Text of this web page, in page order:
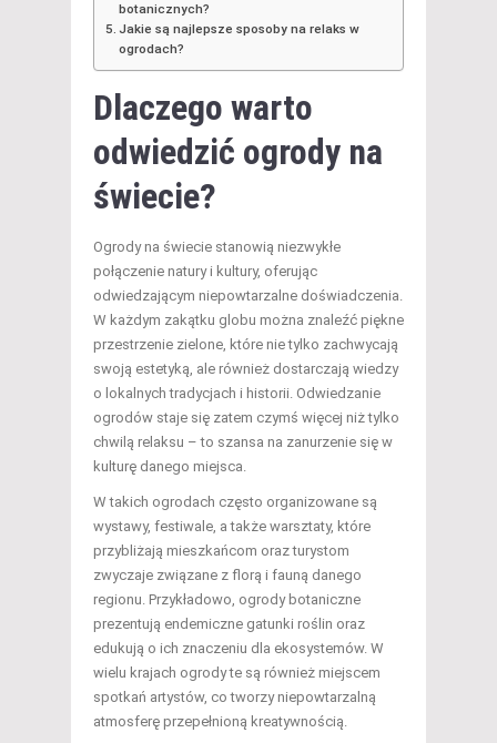
botanicznych?
Jakie są najlepsze sposoby na relaks w
ogrodach?
Dlaczego warto
odwiedzić ogrody na
świecie?
Ogrody na świecie stanowią niezwykłe
połączenie natury i kultury, oferując
odwiedzającym niepowtarzalne doświadczenia.
W każdym zakątku globu można znaleźć piękne
przestrzenie zielone, które nie tylko zachwycają
swoją estetyką, ale również dostarczają wiedzy
o lokalnych tradycjach i historii. Odwiedzanie
ogrodów staje się zatem czymś więcej niż tylko
chwilą relaksu – to szansa na zanurzenie się w
kulturę danego miejsca.
W takich ogrodach często organizowane są
wystawy, festiwale, a także warsztaty, które
przybliżają mieszkańcom oraz turystom
zwyczaje związane z florą i fauną danego
regionu. Przykładowo, ogrody botaniczne
prezentują endemiczne gatunki roślin oraz
edukują o ich znaczeniu dla ekosystemów. W
wielu krajach ogrody te są również miejscem
spotkań artystów, co tworzy niepowtarzalną
atmosferę przepełnioną kreatywnością.